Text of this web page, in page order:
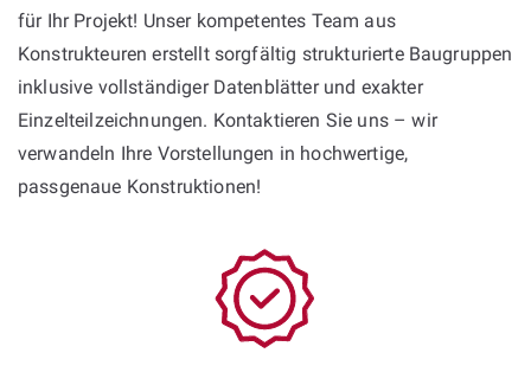
für Ihr Projekt! Unser kompetentes Team aus
Konstrukteuren erstellt sorgfältig strukturierte Baugruppen
inklusive vollständiger Datenblätter und exakter
Einzelteilzeichnungen. Kontaktieren Sie uns – wir
verwandeln Ihre Vorstellungen in hochwertige,
passgenaue Konstruktionen!